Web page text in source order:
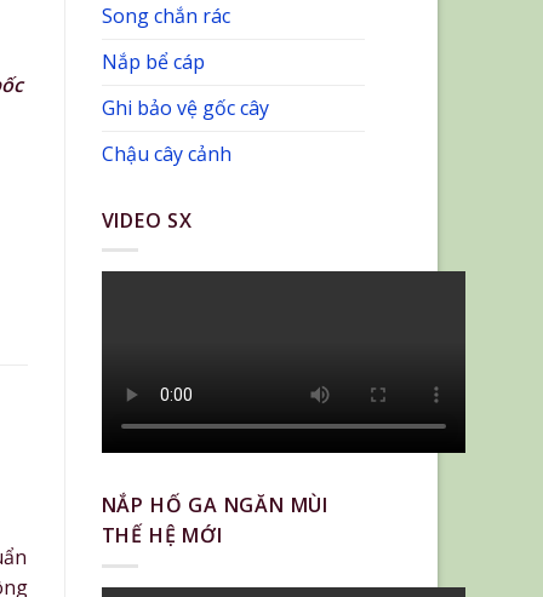
Song chắn rác
Nắp bể cáp
Ghi bảo vệ gốc cây
Chậu cây cảnh
VIDEO SX
NẮP HỐ GA NGĂN MÙI
THẾ HỆ MỚI